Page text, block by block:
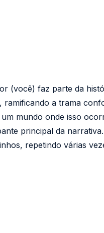
(você) faz parte da
ramificando a trama
mundo onde isso
principal da
repetindo várias